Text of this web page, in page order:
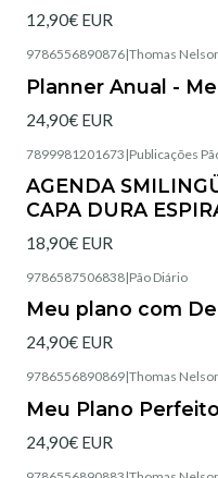
12,90€ EUR
9786556890876|Thomas
Planner Anual -
24,90€ EUR
7899981201673 |Publicações
AGENDA
CAPA DURA
18,90€ EUR
9786587506838|Pão Diário
Meu plano com
24,90€ EUR
9786556890869|Thomas
Meu Plano
24,90€ EUR